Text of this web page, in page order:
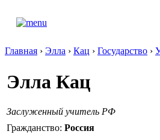
Главная › Элла › Кац › Государство ›
Элла Кац
Заслуженный учитель РФ
Гражданство: Россия